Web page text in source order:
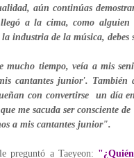
aún continúas
a la cima, como alguien
industria de la música,
mucho tiempo, veía a mis
cantantes junior'. También
con convertirse  un día
me sacuda ser consciente
a mis cantantes junior".
preguntó a Taeyeon: